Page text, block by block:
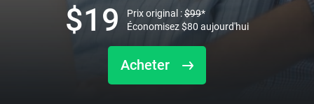
Acheter
$19 Prix original :$99*
Économisez$80 aujourd'hui